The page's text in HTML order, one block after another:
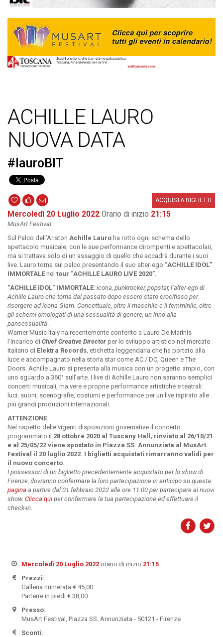
ACHILLE LAURO
NUOVA DATA
#lauroBIT
ACQUISTA BIGLIETTI
Mercoledì 20 Luglio 2022 Orario di inizio 21:15
MusArt Festival
Sul Palco dell’Ariston Achille Lauro ha rotto ogni schema dello
spettacolo musicale, con le sue performance dirompenti e spettacolari,
ma si trattava solo di un assaggio di quello che accadrà durante i suoi
live. Lauro torna sul palco presentando il suo alter-ego “ACHILLE IDOL”
IMMORTALE nel tour “ACHILLE LAURO LIVE 2020”.
“ACHILLE IDOL” IMMORTALE: icona, punkrocker, popstar, l’alter-ego di
Achille Lauro che torna dal passato dopo essere stato crocifisso per
risorgere ad icona Glam. Concettuale, oltre il maschile e il femminile, oltre
gli schemi omologati di una sessualità di genere, un inno alla
pansessualità
Warner Music Italy ha recentemente conferito a Lauro De Marinis
l’incarico di Chief Creative Director per lo sviluppo artistico nel mercato
italiano di Elektra Records , etichetta leggendaria che ha portato alla
luce e accompagnato nella storia star come AC / DC, Queen e The
Doors. Achille Lauro si presenta alla musica con un progetto ampio, con
uno sguardo a 360° sull’arte. I live di Achille Lauro non saranno semplici
concerti musicali, ma vere e proprie performance artistiche e teatrali:
luci, suoni, scenografie, costumi e performance per un live ispirato alle
più grandi produzioni internazionali.
ATTENZIONE
Nel rispetto delle vigenti disposizioni governative il concerto
programmato il 28 ottobre 2020 al Tuscany Hall, rinviato al 26/10/21
e al 25/05/22 viene spostato in Piazza SS. Annunziata al MusArt
Festival il 20 luglio 2022. I biglietti acquistati rimarranno validi per
il nuovo concerto.
I possessori di un biglietto precedentemente acquistato per lo show di
Firenze, dovranno confermare la loro partecipazione in anticipo su questa
pagina a partire dal 01 febbraio 2022 alle ore 11:00 per partecipare ai nuovi
show. Clicca qui per confermare la tua partecipazione ed effettuare il
check-in.
Mercoledì 20 Luglio 2022orario di inizio 21:15
Prezzi:
Galleria numerata € 45,00
Parterre in piedi € 38,00
Presso:
MusArt Festival, Piazza SS. Annunziata - 50121 - Firenze
Sconti: